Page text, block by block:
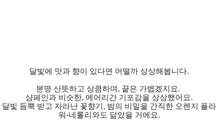
달빛에 맛과 향이 있다면 어떨까 상상해봅니다.
분명 산뜻하고 상큼하며, 끝은 가볍겠지요.
샴페인과 비슷한, 에어리간 기포감을 상상했어요.
달빛 듬뿍 받고 자라난 꽃향기, 밤의 비밀을 간직한 오렌지 플라
워-네롤리와도 닮았을 거에요.